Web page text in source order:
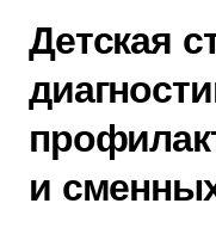
Детская
и